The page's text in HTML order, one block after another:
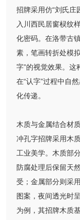
招牌采用仿“刘氏庄
入川西民居窗棂纹
化密码。在洛带古
素，笔画转折处模
字”的视觉效果。这
在“认字”过程中自
化传递。
木质与金属结合材
冲孔字招牌采用木
工业美学。木质部
防腐处理后保留天
受；金属部分则采
图案，夜间透光时
为例，其招牌木质